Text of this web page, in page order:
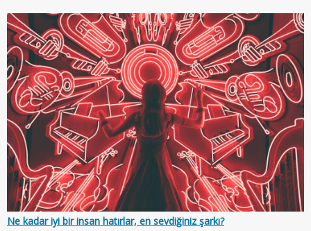
Ne kadar iyi bir insan hatırlar, en sevdiğiniz şarkı?